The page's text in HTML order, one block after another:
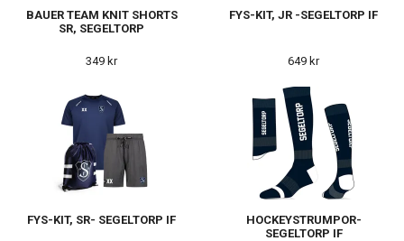
BAUER TEAM KNIT SHORTS
SR, SEGELTORP
349 kr
FYS-KIT, JR -SEGELTORP IF
649 kr
FYS-KIT, SR- SEGELTORP IF
HOCKEYSTRUMPOR-
SEGELTORP IF